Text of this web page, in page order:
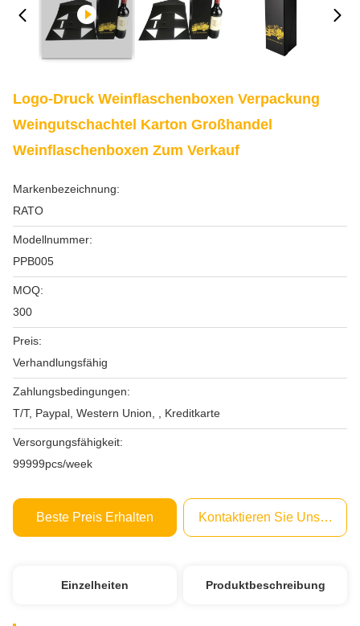
Logo-Druck Weinflaschenboxen Verpackung
Weingutschachtel Karton Großhandel
Weinflaschenboxen Zum Verkauf
Markenbezeichnung:
RATO
Modellnummer:
PPB005
MOQ:
300
Preis:
Verhandlungsfähig
Zahlungsbedingungen:
T/T, Paypal, Western Union, , Kreditkarte
Versorgungsfähigkeit:
99999pcs/week
Beste Preis Erhalten Kontaktieren Sie Uns Jetzt
Einzelheiten Produktbeschreibung